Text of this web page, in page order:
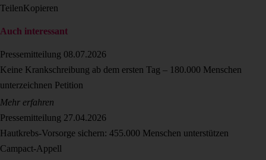
TeilenKopieren
Auch interessant
Pressemitteilung 08.07.2026
Keine Krankschreibung ab dem ersten Tag – 180.000 Menschen
unterzeichnen Petition
Mehr erfahren
Pressemitteilung 27.04.2026
Hautkrebs-Vorsorge sichern: 455.000 Menschen unterstützen
Campact-Appell